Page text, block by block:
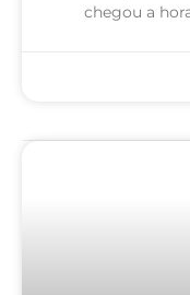
chegou a